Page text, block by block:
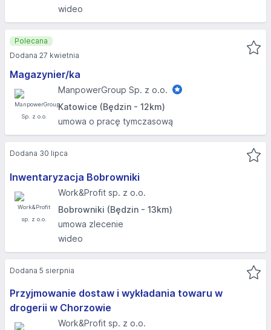
wideo
Magazynier/ka
ManpowerGroup Sp. z o.o.
Katowice (Będzin - 12km)
umowa o pracę tymczasową
Polecana
Dodana 27 kwietnia
Inwentaryzacja Bobrowniki
Work&Profit sp. z o.o.
Bobrowniki (Będzin - 13km)
umowa zlecenie
wideo
Dodana 30 lipca
Przyjmowanie dostaw i wykładania towaru w
drogerii w Chorzowie
Work&Profit sp. z o.o.
Dodana 5 sierpnia